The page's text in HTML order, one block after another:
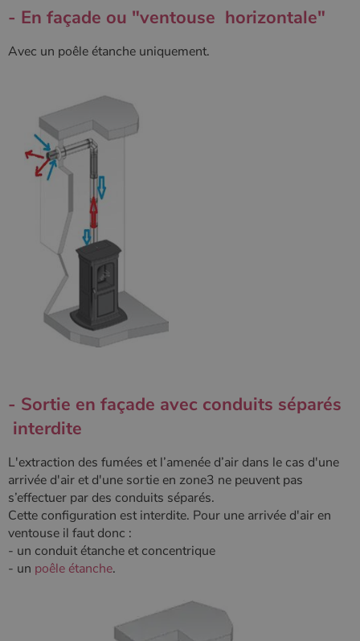
- En façade ou "ventouse horizontale"
Avec un poêle étanche uniquement.
- Sortie en façade avec conduits séparés
interdite
L'extraction des fumées et l’amenée d’air dans le cas d'une
arrivée d'air et d'une sortie en zone3 ne peuvent pas
s’effectuer par des conduits séparés.
Cette configuration est interdite. Pour une arrivée d'air en
ventouse il faut donc :
- un conduit étanche et concentrique
- un poêle étanche.